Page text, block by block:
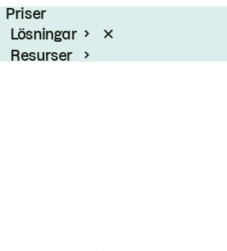
Priser
Lösningar
Resurser